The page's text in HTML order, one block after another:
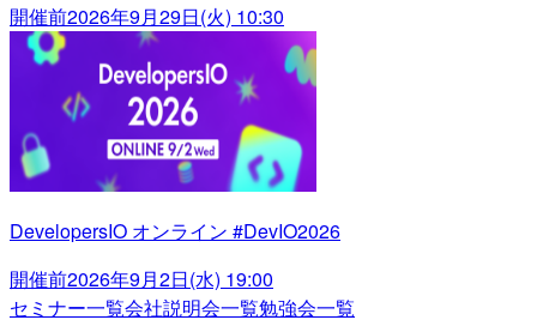
開催前2026年9月29日(火) 10:30
DevelopersIO オンライン #DevIO2026
開催前2026年9月2日(水) 19:00
セミナー一覧会社説明会一覧勉強会一覧